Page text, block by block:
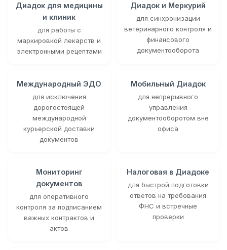
Диадок для медицины
и клиник
для работы с
маркировкой лекарств и
электронными рецептами
Диадок и Меркурий
для синхронизации
ветеринарного контроля и
финансового
документооборота
Международный ЭДО
для исключения
дорогостоящей
международной
курьерской доставки
документов
Мобильный Диадок
для непрерывного
управления
документооборотом вне
офиса
Мониторинг
документов
для оперативного
контроля за подписанием
важных контрактов и
актов
Налоговая в Диадоке
для быстрой подготовки
ответов на требования
ФНС и встречные
проверки